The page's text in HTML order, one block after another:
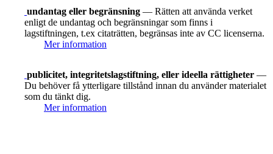
undantag eller begränsning — Rätten att använda verket
enligt de undantag och begränsningar som finns i
lagstiftningen, t.ex citaträtten, begränsas inte av CC licenserna.
Mer information
publicitet, integritetslagstiftning, eller ideella rättigheter —
Du behöver få ytterligare tillstånd innan du använder materialet
som du tänkt dig.
Mer information